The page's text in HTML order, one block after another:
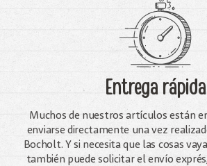
Entrega rápida
Muchos de nuestros artículos están
enviarse directamente una vez
Bocholt. Y si necesita que las cosas
también puede solicitar el envío